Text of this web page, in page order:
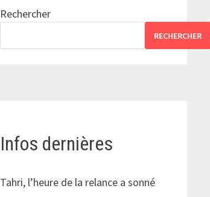
Rechercher
RECHERCHER
Infos dernières
Tahri, l’heure de la relance a sonné